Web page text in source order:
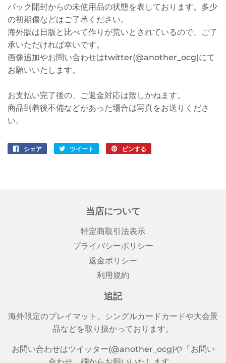
パック開封からの未使用品の状態を表しております。多少
の初期傷などはご了承ください。
海外版は日版と比べて作りが荒いとされているので、ご了
承いただければ幸いです。
画像追加やお問い合わせはtwitter(@another_ocg)にて
お願いいたします。
お支払い完了後の、ご返金対応は致しかねます。
商品到着後不備などがあった場合は写真をお送りくださ
い。
シェア
Facebookツイート
Twitter
ピンする
当店について
特定商取引法表示
プライバシーポリシー
返金ポリシー
利用規約
追記
海外限定のプレイマット、シングルカードカードや大会景
品などを取り扱かっております。
お問い合わせはツイッター(@another_ocg)や「お問い